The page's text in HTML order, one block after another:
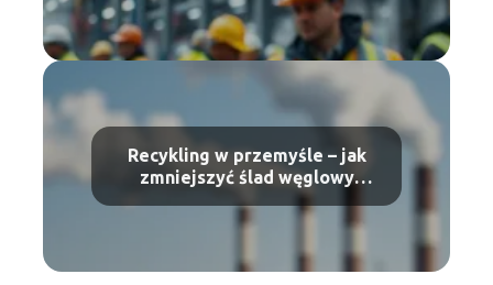
Recykling w przemyśle – jak
zmniejszyć ślad węglowy